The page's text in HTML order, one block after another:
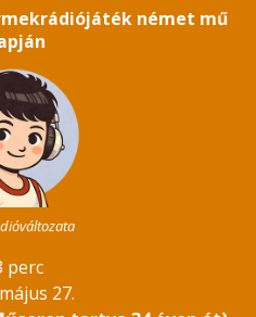
német mű
perc
27.